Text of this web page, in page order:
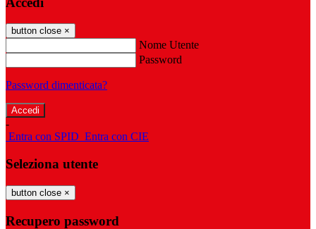
button close ×
Nome Utente
Password
Password dimenticata?
-
Entra con SPID Entra con CIE
Seleziona utente
button close ×
Recupero password